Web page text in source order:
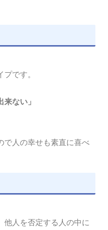
です。
ない」
で人の幸せも素直に喜べ
他人を否定する人の中に